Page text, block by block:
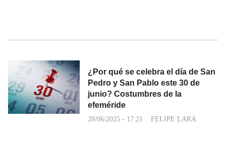
¿Por qué se celebra el día de San
Pedro y San Pablo este 30 de
junio? Costumbres de la
efeméride
28/06/2025 - 17:21 FELIPE LARA